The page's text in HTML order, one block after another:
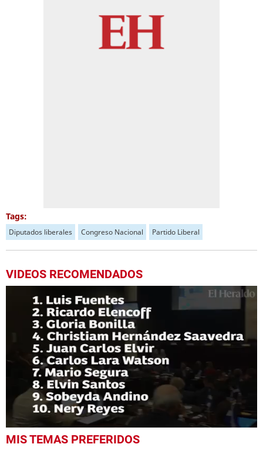
Tags:
Diputados liberales Congreso Nacional Partido Liberal
VIDEOS RECOMENDADOS
seconds
MIS TEMAS PREFERIDOS